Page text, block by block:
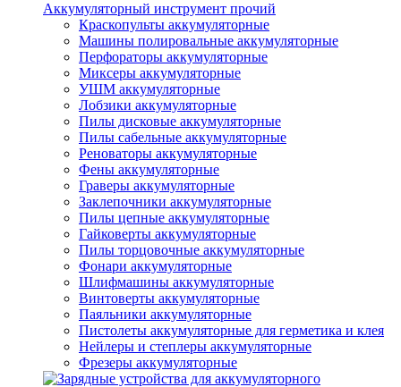
Аккумуляторный инструмент прочий
Краскопульты аккумуляторные
Машины полировальные аккумуляторные
Перфораторы аккумуляторные
Миксеры аккумуляторные
УШМ аккумуляторные
Лобзики аккумуляторные
Пилы дисковые аккумуляторные
Пилы сабельные аккумуляторные
Реноваторы аккумуляторные
Фены аккумуляторные
Граверы аккумуляторные
Заклепочники аккумуляторные
Пилы цепные аккумуляторные
Гайковерты аккумуляторные
Пилы торцовочные аккумуляторные
Фонари аккумуляторные
Шлифмашины аккумуляторные
Винтоверты аккумуляторные
Паяльники аккумуляторные
Пистолеты аккумуляторные для герметика и клея
Нейлеры и степлеры аккумуляторные
Фрезеры аккумуляторные